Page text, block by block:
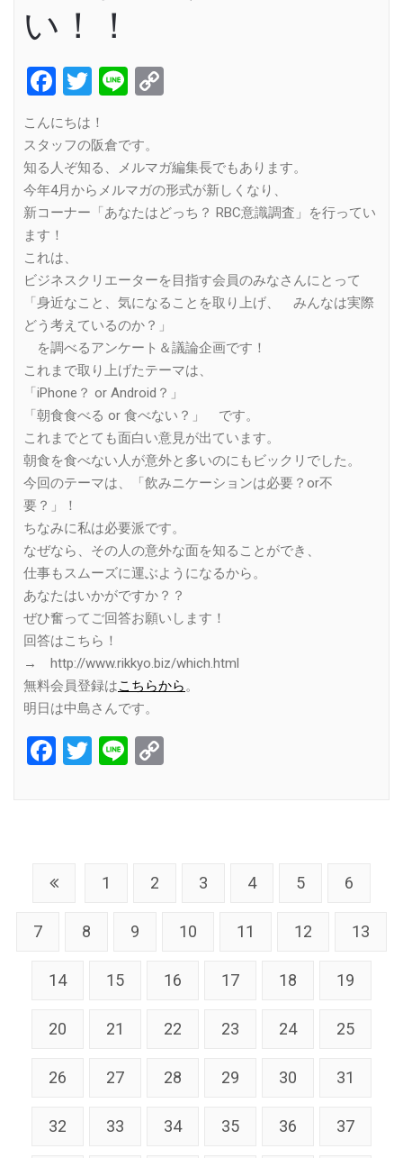
い！！
Facebook
Twitter
Line
こんにちは！
スタッフの阪倉です。
知る人ぞ知る、メルマガ編集長でもあります。
今年4月からメルマガの形式が新しくなり、
新コーナー「あなたはどっち？ RBC意識調査」を行ってい
ます！
これは、
ビジネスクリエーターを目指す会員のみなさんにとって
「身近なこと、気になることを取り上げ、 みんなは実際
どう考えているのか？」
を調べるアンケート＆議論企画です！
これまで取り上げたテーマは、
「iPhone？ or Android？」
「朝食食べる or 食べない？」 です。
これまでとても面白い意見が出ています。
朝食を食べない人が意外と多いのにもビックリでした。
今回のテーマは、「飲みニケーションは必要？or不
要？」！
ちなみに私は必要派です。
なぜなら、その人の意外な面を知ることができ、
仕事もスムーズに運ぶようになるから。
あなたはいかがですか？？
ぜひ奮ってご回答お願いします！
回答はこちら！
→ http://www.rikkyo.biz/which.html
無料会員登録はこちらから。
明日は中島さんです。
Facebook
Twitter
Line
1 2 3 4 5 6
7 8 9 10 11 12 13
14 15 16 17 18 19
20 21 22 23 24 25
26 27 28 29 30 31
32 33 34 35 36 37